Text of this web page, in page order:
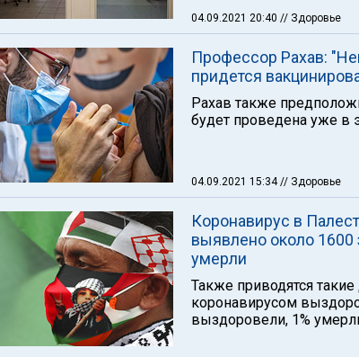
04.09.2021 20:40 // Здоровье
Профессор Рахав:
придется
Рахав также
будет проведена уже в
04.09.2021 15:34// Здоровье
Коронавирус в
выявлено около 1600
умерли
Также приводятся
коронавирусом
выздоровели, 1%